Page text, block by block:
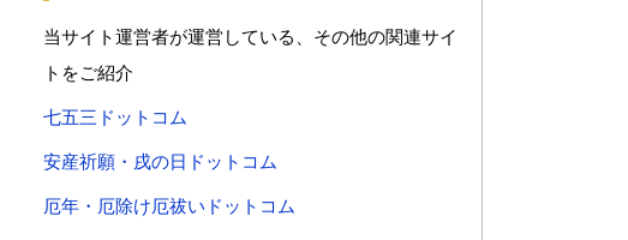
当サイト運営者が運営している、その他の関連サイ
トをご紹介
七五三ドットコム
安産祈願・戌の日ドットコム
厄年・厄除け厄祓いドットコム